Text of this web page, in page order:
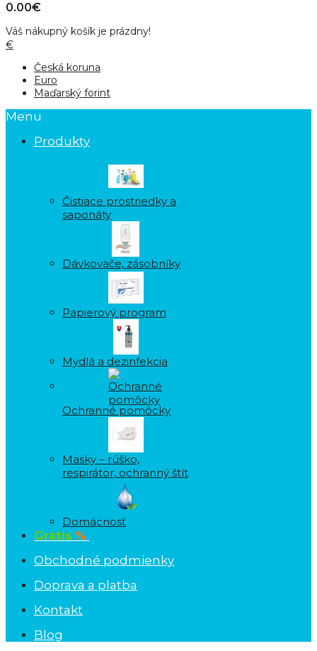
0.00€
Váš nákupný košík je prázdny!
€
Česká koruna
Euro
Maďarský forint
Menu
Produkty
Čistiace prostriedky a
saponáty
Dávkovače, zásobníky
Papierový program
Mydlá a dezinfekcia
Ochranné pomôcky
Masky – rúško,
respirátor, ochranný štít
Domácnosť
Grátis %
Obchodné podmienky
Doprava a platba
Kontakt
Blog